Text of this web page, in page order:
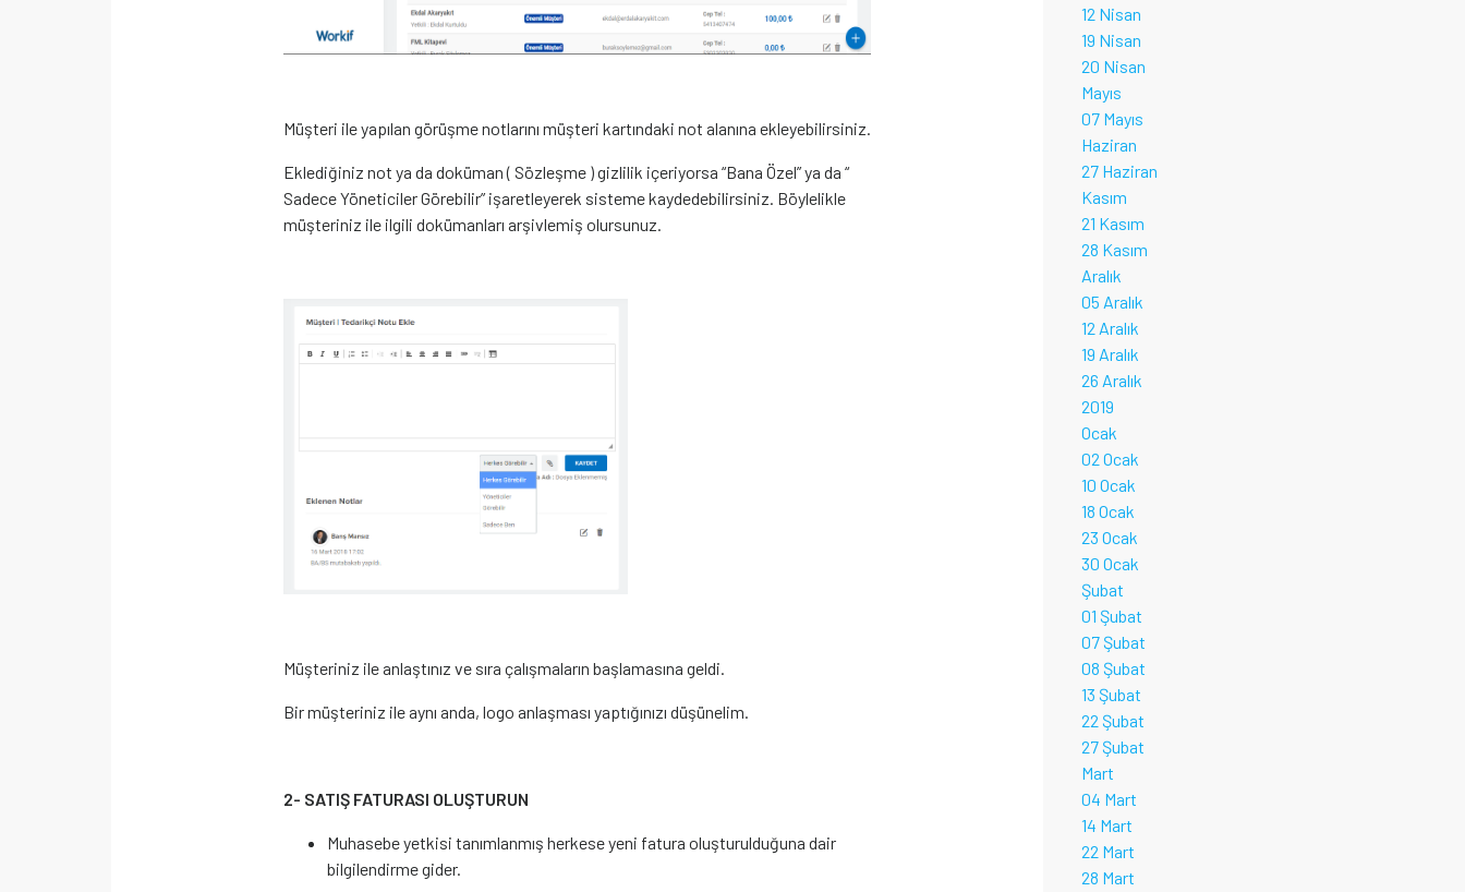
Müşteri ile yapılan görüşme notlarını müşteri kartındaki not alanına ekleyebilirsiniz.
Eklediğiniz not ya da doküman ( Sözleşme ) gizlilik içeriyorsa “Bana Özel” ya da “
Sadece Yöneticiler Görebilir” işaretleyerek sisteme kaydedebilirsiniz. Böylelikle
müşteriniz ile ilgili dokümanları arşivlemiş olursunuz.
Müşteriniz ile anlaştınız ve sıra çalışmaların başlamasına geldi.
Bir müşteriniz ile aynı anda, logo anlaşması yaptığınızı düşünelim.
2- SATIŞ FATURASI OLUŞTURUN
Muhasebe yetkisi tanımlanmış herkese yeni fatura oluşturulduğuna dair
bilgilendirme gider.
12 Nisan
19 Nisan
20 Nisan
Mayıs
07 Mayıs
Haziran
27 Haziran
Kasım
21 Kasım
28 Kasım
Aralık
05 Aralık
12 Aralık
19 Aralık
26 Aralık
2019
Ocak
02 Ocak
10 Ocak
18 Ocak
23 Ocak
30 Ocak
Şubat
01 Şubat
07 Şubat
08 Şubat
13 Şubat
22 Şubat
27 Şubat
Mart
04 Mart
14 Mart
22 Mart
28 Mart